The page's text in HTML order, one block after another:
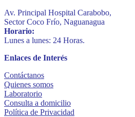
Av. Principal Hospital Carabobo,
Sector Coco Frío, Naguanagua
Horario:
Lunes a lunes: 24 Horas.
Enlaces de Interés
Contáctanos
Quienes somos
Laboratorio
Consulta a domicilio
Política de Privacidad